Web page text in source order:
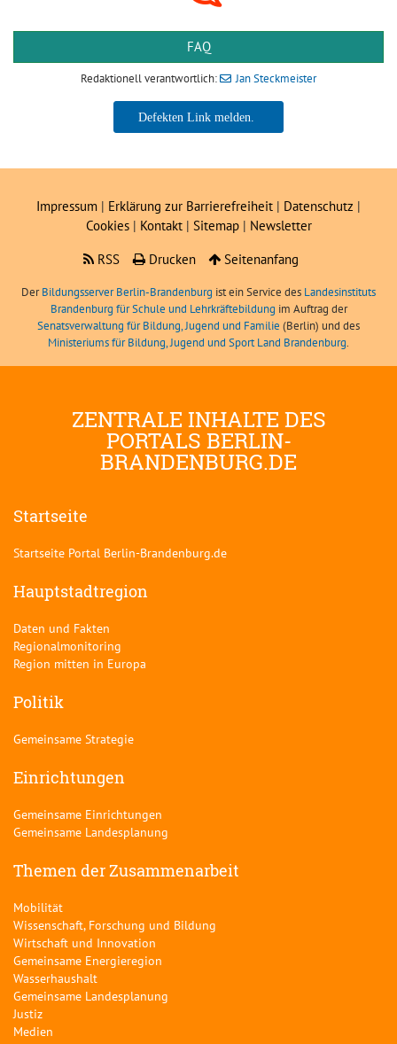
FAQ
Redaktionell verantwortlich: Jan Steckmeister
Jan Steckmeister
Impressum | Erklärung zur Barrierefreiheit | Datenschutz |
Cookies| Kontakt | Sitemap| Newsletter
RSS
Drucken Seitenanfang
DerBildungsserver Berlin-Brandenburg ist ein Service des Landesinstituts
Brandenburg für Schule und Lehrkräftebildung im Auftrag der
Senatsverwaltung für Bildung, Jugend und Familie (Berlin) und des
Ministeriums für Bildung, Jugend und Sport Land Brandenburg.
ZENTRALE INHALTE DES
PORTALS BERLIN-
BRANDENBURG.DE
Startseite
Startseite Portal Berlin-Brandenburg.de
Hauptstadtregion
Daten und Fakten
Regionalmonitoring
Region mitten in Europa
Politik
Gemeinsame Strategie
Einrichtungen
Gemeinsame Einrichtungen
Gemeinsame Landesplanung
Themen der Zusammenarbeit
Mobilität
Wissenschaft, Forschung und Bildung
Wirtschaft und Innovation
Gemeinsame Energieregion
Wasserhaushalt
Gemeinsame Landesplanung
Justiz
Medien